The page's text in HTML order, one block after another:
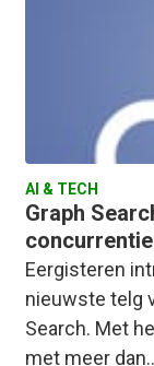
AI & TECH
Graph
Eergisteren
nieuwste telg
Search. Met
met meer